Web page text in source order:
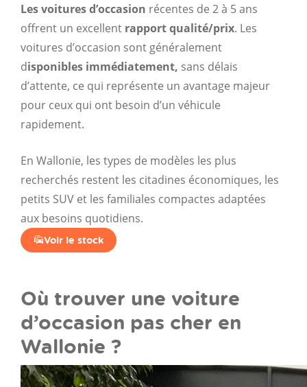
Les voitures d’occasion récentes de 2 à 5 ans
offrent un excellent rapport qualité/prix. Les
voitures d’occasion sont généralement
disponibles immédiatement, sans délais
d’attente, ce qui représente un avantage majeur
pour ceux qui ont besoin d’un véhicule
rapidement.
En Wallonie, les types de modèles les plus
recherchés restent les citadines économiques, les
petits SUV et les familiales compactes adaptées
aux besoins quotidiens.
Voir le stock
Où trouver une voiture
d’occasion pas cher en
Wallonie ?